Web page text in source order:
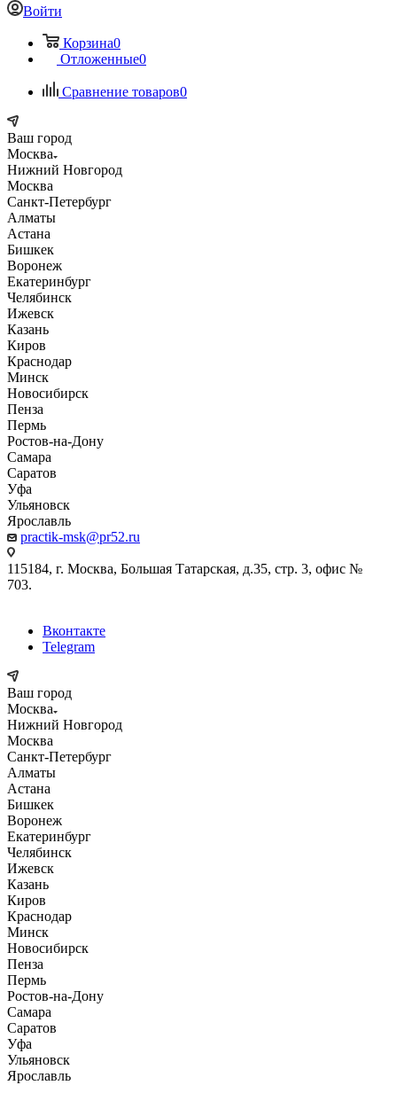
Войти
Корзина0
Отложенные0
Сравнение товаров0
Ваш город
Москва
Нижний Новгород
Москва
Санкт-Петербург
Алматы
Астана
Бишкек
Воронеж
Екатеринбург
Челябинск
Ижевск
Казань
Киров
Краснодар
Минск
Новосибирск
Пенза
Пермь
Ростов-на-Дону
Самара
Саратов
Уфа
Ульяновск
Ярославль
practik-msk@pr52.ru
115184, г. Москва, Большая Татарская, д.35, стр. 3, офис №
703.
Вконтакте
Telegram
Ваш город
Москва
Нижний Новгород
Москва
Санкт-Петербург
Алматы
Астана
Бишкек
Воронеж
Екатеринбург
Челябинск
Ижевск
Казань
Киров
Краснодар
Минск
Новосибирск
Пенза
Пермь
Ростов-на-Дону
Самара
Саратов
Уфа
Ульяновск
Ярославль